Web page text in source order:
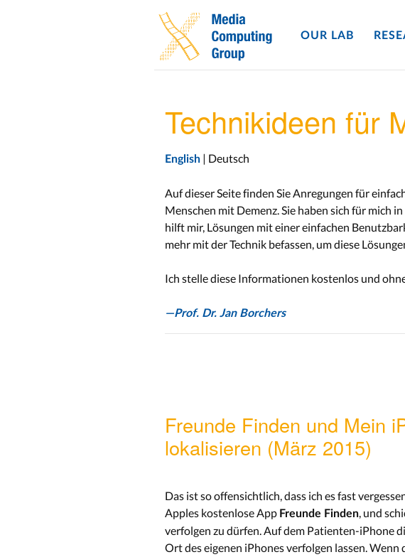
OUR LAB
Technikideen für
English | Deutsch
Auf dieser Seite finden Sie Anregungen für
Menschen mit Demenz. Sie haben sich für mich
hilft mir, Lösungen mit einer einfachen
mehr mit der Technik befassen, um diese
Ich stelle diese Informationen kostenlos und
—Prof. Dr. Jan Borchers
Freunde Finden und Mein
lokalisieren (März 2015)
Das ist so offensichtlich, dass ich es fast
Apples kostenlose App Freunde Finden, und
verfolgen zu dürfen. Auf dem Patienten-iPhone
Ort des eigenen iPhones verfolgen lassen.